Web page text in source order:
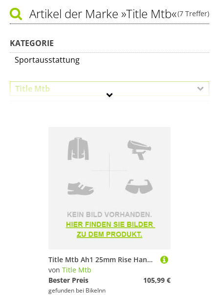
(7 Treffer)
Artikel der Marke »Title Mtb«
KATEGORIE
Sportausstattung
Title Mtb
Title Mtb Ah1 25mm Rise Handlebar Silber 35 mm / 800 mm
von Title Mtb
Bester Preis
105,99 €
gefunden bei BikeInn